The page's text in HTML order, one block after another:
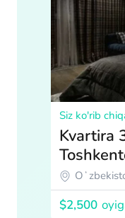
Siz ko'rib
Kvartira
$2,500